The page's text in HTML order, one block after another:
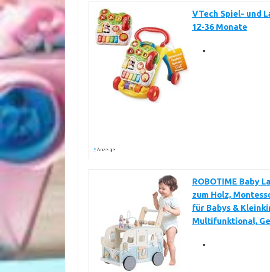
VTech Spiel- und
12-36 Monate
* Anzeige
ROBOTIME Baby
zum Holz,
für Babys &
Multifunktional,